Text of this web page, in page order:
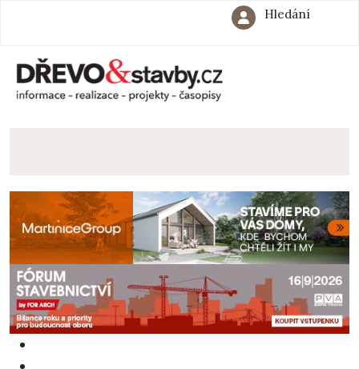
Hledání